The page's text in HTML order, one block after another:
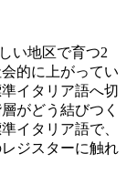
い地区で育つ2
的に上がってい
イタリア語へ切
がどう結びつく
イタリア語で、
ジスターに触れ